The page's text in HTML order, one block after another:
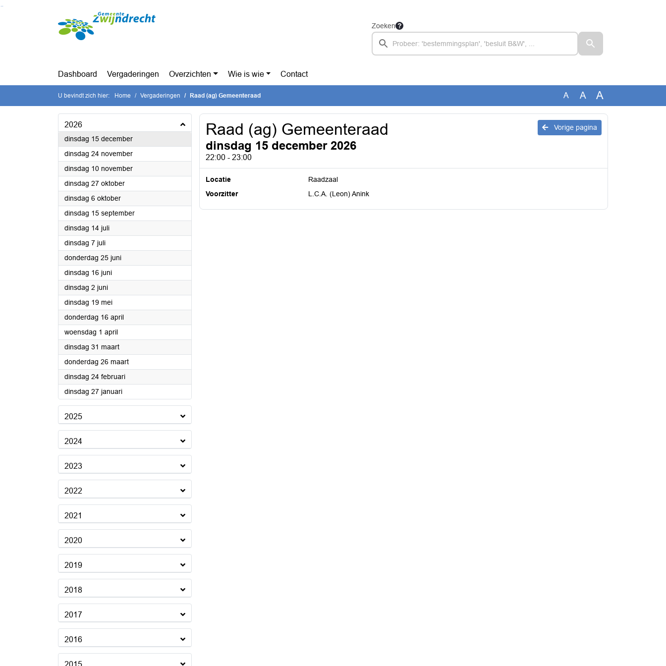
Ga naar de inhoud van deze pagina
Zoeken
Dashboard Vergaderingen Overzichten Wie is wie Contact
U bevindt zich hier: Home Vergaderingen Raad (ag) Gemeenteraad A A A
2026
dinsdag 15 december2026
dinsdag 24 november2026
dinsdag 10 november2026
dinsdag 27 oktober2026
dinsdag 6 oktober2026
dinsdag 15 september2026
dinsdag 14 juli2026
dinsdag 7 juli2026
donderdag 25 juni2026
dinsdag 16 juni2026
dinsdag 2 juni2026
dinsdag 19 mei2026
donderdag 16 april2026
woensdag 1 april2026
dinsdag 31 maart2026
donderdag 26 maart2026
dinsdag 24 februari2026
dinsdag 27 januari2026
2025
2024
2023
2022
2021
2020
2019
2018
2017
2016
2015
Vorige pagina
Raad (ag) Gemeenteraad
dinsdag 15 december 2026
22:00 - 23:00
Locatie
Raadzaal
Voorzitter
L.C.A. (Leon) Anink